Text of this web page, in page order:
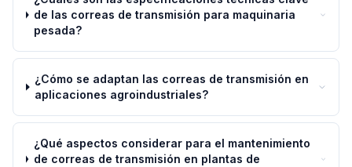
de las correas de transmisión para maquinaria
pesada?
¿Cómo se adaptan las correas de transmisión en
aplicaciones agroindustriales?
¿Qué aspectos considerar para el mantenimiento
de correas de transmisión en plantas de